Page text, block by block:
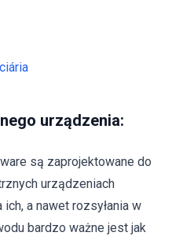
urządzenia:
są zaprojektowane do
urządzeniach
a nawet rozsyłania w
bardzo ważne jest jak